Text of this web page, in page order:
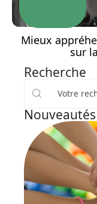
Mieux
sur
Recherche
Nouveautés